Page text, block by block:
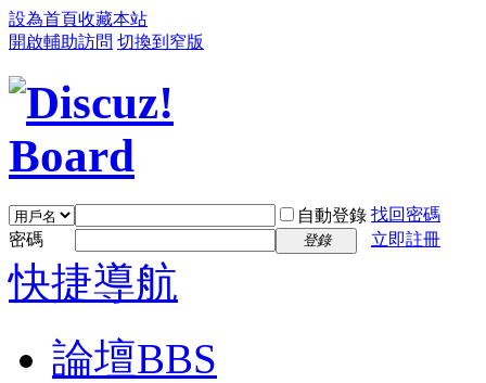
設為首頁收藏本站
開啟輔助訪問 切換到窄版
自動登錄 找回密碼
密碼
登錄 立即註冊
快捷導航
論壇BBS